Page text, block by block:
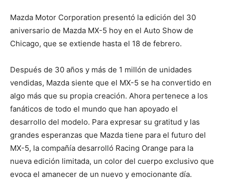
Mazda Motor Corporation presentó la edición del 30
aniversario de Mazda MX-5 hoy en el Auto Show de
Chicago, que se extiende hasta el 18 de febrero.
Después de 30 años y más de 1 millón de unidades
vendidas, Mazda siente que el MX-5 se ha convertido en
algo más que su propia creación. Ahora pertenece a los
fanáticos de todo el mundo que han apoyado el
desarrollo del modelo. Para expresar su gratitud y las
grandes esperanzas que Mazda tiene para el futuro del
MX-5, la compañía desarrolló Racing Orange para la
nueva edición limitada, un color del cuerpo exclusivo que
evoca el amanecer de un nuevo y emocionante día.